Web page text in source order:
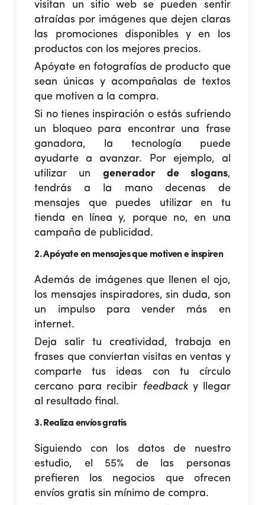
visitan un sitio web se pueden sentir
atraídas por imágenes que dejen claras
las promociones disponibles y en los
productos con los mejores precios.
Apóyate en fotografías de producto que
sean únicas y acompañalas de textos
que motiven a la compra.
Si no tienes inspiración o estás sufriendo
un bloqueo para encontrar una frase
ganadora, la tecnología puede
ayudarte a avanzar. Por ejemplo, al
utilizar un generador de slogans,
tendrás a la mano decenas de
mensajes que puedes utilizar en tu
tienda en línea y, porque no, en una
campaña de publicidad.
2. Apóyate en mensajes que motiven e inspiren
Además de imágenes que llenen el ojo,
los mensajes inspiradores, sin duda, son
un impulso paravender más en
internet.
Deja salir tu creatividad, trabaja en
frases que conviertan visitas en ventas y
comparte tus ideas con tu círculo
cercano para recibir feedback y llegar
al resultado final.
3. Realiza envíos gratis
Siguiendo con los datos de nuestro
estudio, el 55% de las personas
prefieren los negocios que ofrecen
envíos gratis sin mínimo de compra.